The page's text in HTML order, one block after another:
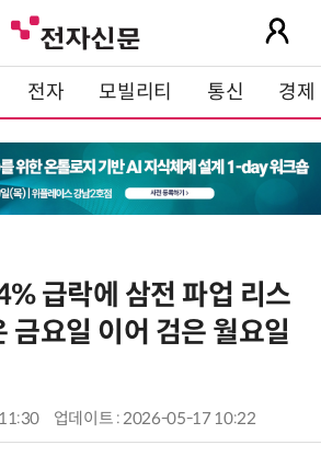
전자 모빌리티 통신 경제
급락에 삼전 파업 리스
요일 이어 검은 월요일
업데이트 : 2026-05-17 10:22